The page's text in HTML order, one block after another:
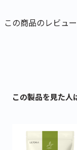
この商品のレビュ
この製品を見た人